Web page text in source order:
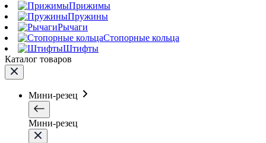
Прижимы
Пружины
Рычаги
Стопорные кольца
Штифты
Каталог товаров
Мини-резец
Мини-резец